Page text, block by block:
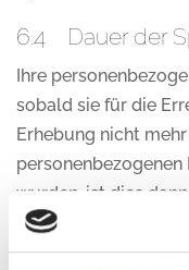
6.4 Dauer der
Ihre
sobald sie für die
Erhebung nicht
wurden, ist dies
Konversation mit
Konversation dann,